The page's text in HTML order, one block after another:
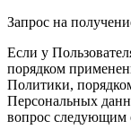
Запрос на
Если у
порядком
Политики,
Персональных
вопрос следующим